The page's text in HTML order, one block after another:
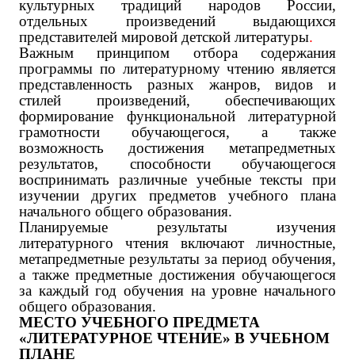
культурных традиций народов России,
отдельных произведений выдающихся
представителей мировой детской литературы.
Важным принципом отбора содержания
программы по литературному чтению является
представленность разных жанров, видов и
стилей произведений, обеспечивающих
формирование функциональной литературной
грамотности обучающегося, а также
возможность достижения метапредметных
результатов, способности обучающегося
воспринимать различные учебные тексты при
изучении других предметов учебного плана
начального общего образования.
Планируемые результаты изучения
литературного чтения включают личностные,
метапредметные результаты за период обучения,
а также предметные достижения обучающегося
за каждый год обучения на уровне начального
общего образования.
МЕСТО УЧЕБНОГО ПРЕДМЕТА
«ЛИТЕРАТУРНОЕ ЧТЕНИЕ» В УЧЕБНОМ
ПЛАНЕ